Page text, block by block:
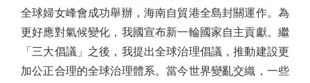
全球婦女峰會成功舉辦，海南自貿港全島封關運作。為
更好應對氣候變化，我國宣布新一輪國家自主貢獻。繼
「三大倡議」之後，我提出全球治理倡議，推動建設更
加公正合理的全球治理體系。當今世界變亂交織，一些